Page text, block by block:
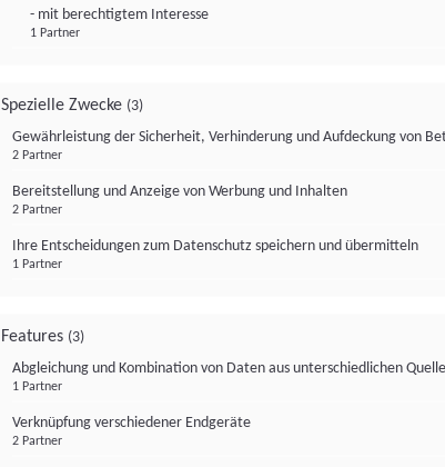
- mit berechtigtem Interesse
1 Partner
Spezielle Zwecke (3)
Gewährleistung der Sicherheit, Verhinderung und Aufdeckung von
2 Partner
Bereitstellung und Anzeige von Werbung und Inhalten
2 Partner
Ihre Entscheidungen zum Datenschutz speichern und übermitteln
1 Partner
Features (3)
Abgleichung und Kombination von Daten aus unterschiedlichen
1 Partner
Verknüpfung verschiedener Endgeräte
2 Partner